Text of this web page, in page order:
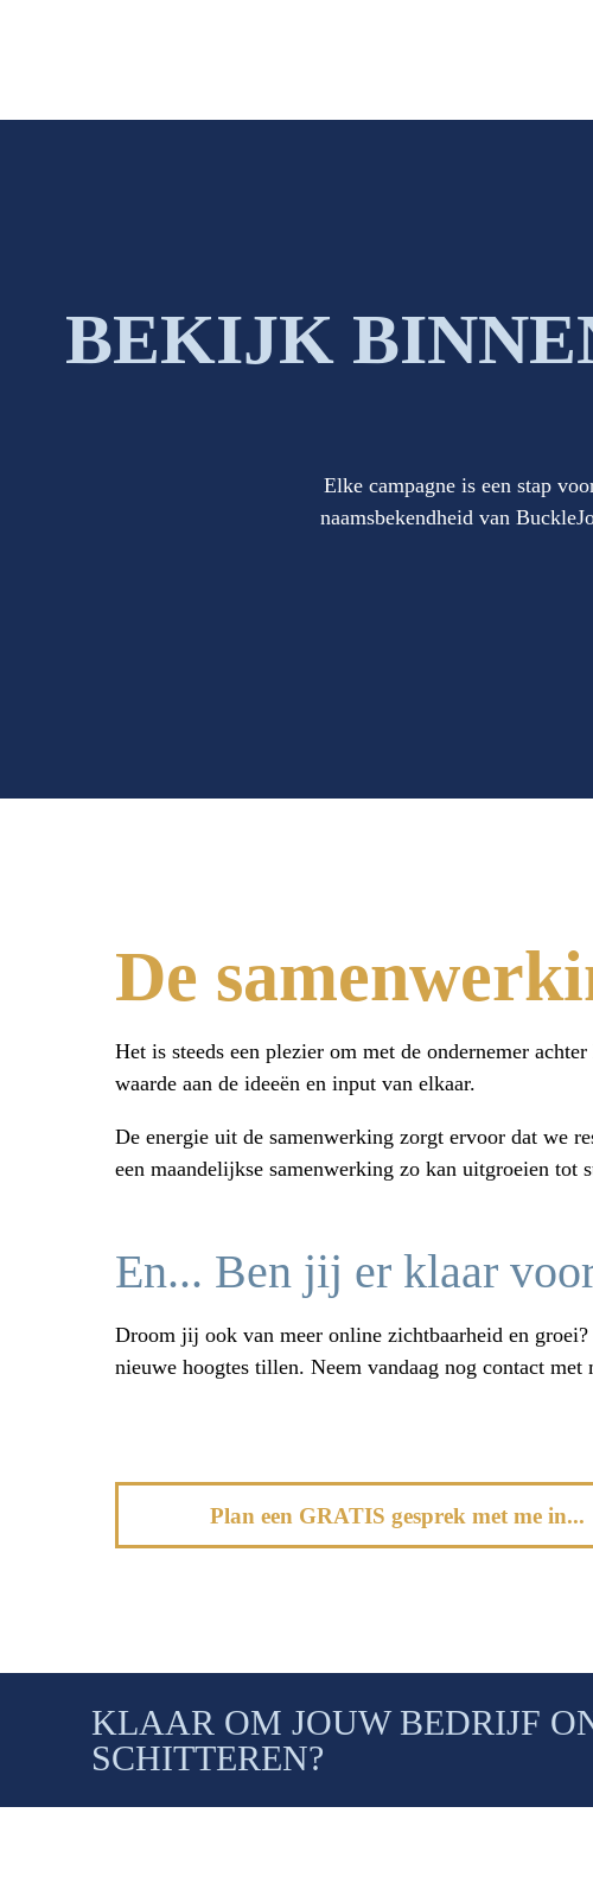
BEKIJK
Elke campagne is een stap
naamsbekendheid van
De
Het is steeds een plezier om met de ondernemer
waarde aan de ideeën en input van elkaar.
De energie uit de samenwerking zorgt ervoor dat we
een maandelijkse samenwerking zo kan uitgroeien tot
En... Ben jij er klaar
Droom jij ook van meer online zichtbaarheid en
nieuwe hoogtes tillen. Neem vandaag nog contact
Plan een GRATIS gesprek met me in...
KLAAR OM JOUW BEDRIJF
SCHITTEREN?